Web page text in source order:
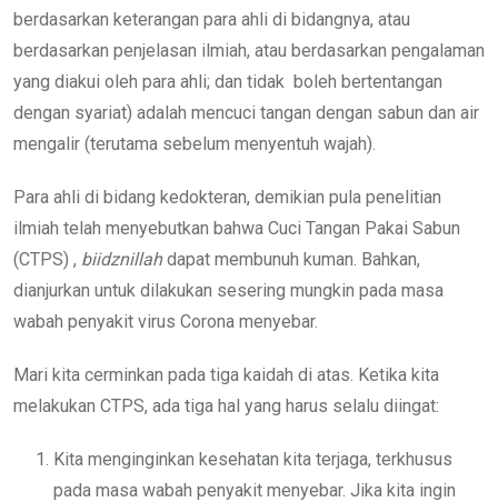
berdasarkan keterangan para ahli di bidangnya, atau
berdasarkan penjelasan ilmiah, atau berdasarkan pengalaman
yang diakui oleh para ahli; dan tidak boleh bertentangan
dengan syariat) adalah mencuci tangan dengan sabun dan air
mengalir (terutama sebelum menyentuh wajah).
Para ahli di bidang kedokteran, demikian pula penelitian
ilmiah telah menyebutkan bahwa Cuci Tangan Pakai Sabun
(CTPS) , biidznillahdapat membunuh kuman. Bahkan,
dianjurkan untuk dilakukan sesering mungkin pada masa
wabah penyakit virus Corona menyebar.
Mari kita cerminkan pada tiga kaidah di atas. Ketika kita
melakukan CTPS, ada tiga hal yang harus selalu diingat:
Kita menginginkan kesehatan kita terjaga, terkhusus
pada masa wabah penyakit menyebar. Jika kita ingin